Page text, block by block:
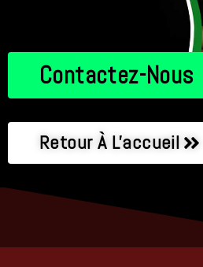
Contactez-Nous
Retour À L'accueil